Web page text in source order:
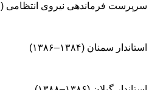
سرپرست فرماندهی نیروی انتظامی (۱۳۸۴)
استاندار سمنان (۱۳۸۴–۱۳۸۶)